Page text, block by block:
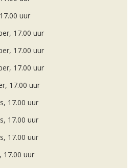
uur
17.00 uur
17.00 uur
17.00 uur
17.00 uur
17.00 uur
17.00 uur
17.00 uur
17.00 uur